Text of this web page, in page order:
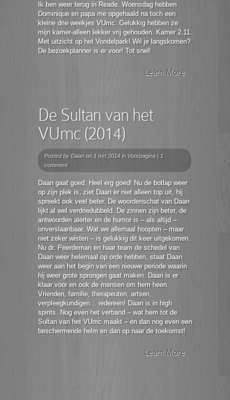
Ik ben weer terug in Reade. Woensdag hebben
Dominique en papa me opgehaald na toch een
kleine drie weekjes VUmc. Gelukkig hebben ze
mijn kamer-alleen lekker vrij gehouden. Kamer 2.11.
Met uitzicht op het Vondelpark! Wil je langskomen?
De bezoekplanner is er voor! Tot snel!
Learn More
De Sultan van het
VUmc (2014)
Posted by Daan on 1 mrt 2014 in Voorpagina | 1
comment
Daan gaat goed. Heel erg goed! Nu de botlap weer
op zijn plek is, ziet Daan er niet alleen top uit, hij
spreekt ook veel beter. De woordenschat van Daan
lijkt al wel verdriedubbeld. De zinnen zijn beter, de
antwoorden alerter en de humor is – als altijd –
onverslaanbaar. Wat we allemaal hoopten – maar
niet zeker wisten – is gelukkig dit keer uitgekomen.
Nu dr. Peerdeman en haar team de schedel van
Daan weer helemaal op orde hebben, staat Daan
weer aan het begin van een nieuwe periode waarin
hij weer grote sprongen gaat maken. Daan is er
klaar voor en ook de mensen om hem heen.
Vrienden, familie, therapeuten, artsen,
verpleegkundigen… iedereen! Daan is in high
spirits. Nog even het verband – wat hem tot de
Sultan van het VUmc maakt – en dan nog even een
beschermende helm en dan op naar de toekomst!
Learn More